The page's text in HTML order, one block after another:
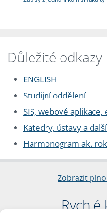
Důležité odkazy
ENGLISH
Studijní oddělení
SIS, webové aplikace,
Katedry, ústavy a
Harmonogram ak.
Zobrazit
Rychlé